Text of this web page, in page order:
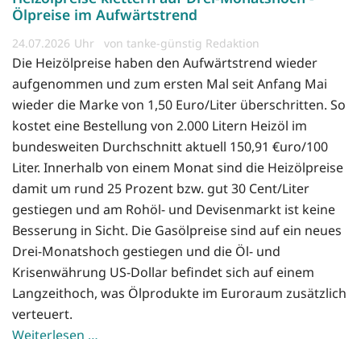
Ölpreise im Aufwärtstrend
24.07.2026 von tanke-günstig Redaktion
Die Heizölpreise haben den Aufwärtstrend wieder
aufgenommen und zum ersten Mal seit Anfang Mai
wieder die Marke von 1,50 Euro/Liter überschritten. So
kostet eine Bestellung von 2.000 Litern Heizöl im
bundesweiten Durchschnitt aktuell 150,91 €uro/100
Liter. Innerhalb von einem Monat sind die Heizölpreise
damit um rund 25 Prozent bzw. gut 30 Cent/Liter
gestiegen und am Rohöl- und Devisenmarkt ist keine
Besserung in Sicht. Die Gasölpreise sind auf ein neues
Drei-Monatshoch gestiegen und die Öl- und
Krisenwährung US-Dollar befindet sich auf einem
Langzeithoch, was Ölprodukte im Euroraum zusätzlich
verteuert.
Weiterlesen …